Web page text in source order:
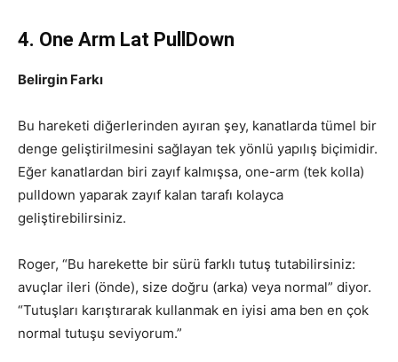
4. One Arm Lat PullDown
Belirgin Farkı
Bu hareketi diğerlerinden ayıran şey, kanatlarda tümel bir
denge geliştirilmesini sağlayan tek yönlü yapılış biçimidir.
Eğer kanatlardan biri zayıf kalmışsa, one-arm (tek kolla)
pulldown yaparak zayıf kalan tarafı kolayca
geliştirebilirsiniz.
Roger, “Bu harekette bir sürü farklı tutuş tutabilirsiniz:
avuçlar ileri (önde), size doğru (arka) veya normal” diyor.
“Tutuşları karıştırarak kullanmak en iyisi ama ben en çok
normal tutuşu seviyorum.”